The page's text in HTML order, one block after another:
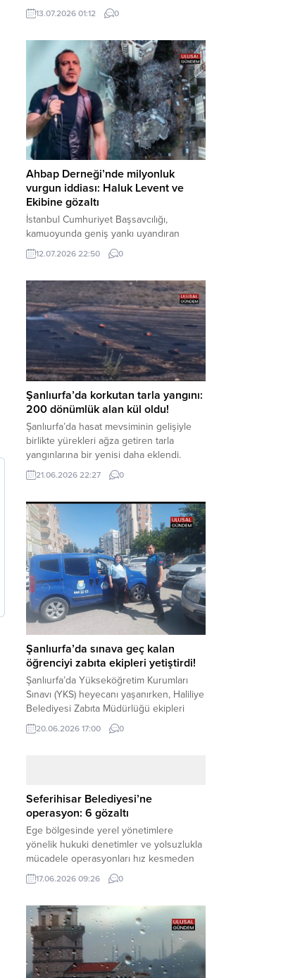
çıkarıldıkları mahkemece tutuklanarak
cezaevine gönderildi. Haber Merkezi –
tarafından yürütülen geniş kapsamlı
soruşturma çerçevesinde gözaltına
alınan şüphelilerin emniyetteki işlemleri
tamamlandı. Güvenlik birimlerindeki
sorgularının ardından yoğun güvenlik
önlemleri altında adliyeye sevk edilen
U.Y. ve...
13.07.2026 01:12 0
Ahbap Derneği’nde milyonluk
vurgun iddiası: Haluk Levent ve
Ekibine gözaltı
İstanbul Cumhuriyet Başsavcılığı,
kamuoyunda geniş yankı uyandıran
Ahbap Derneği’ne yönelik kapsamlı bir
soruşturma başlattığını ve Dernek
şüphelilerin gözaltına alındığını açıkladı.
Yürütülen tahkikatın “Dernekler
Kanunu’na muhalefet”, “suçtan
kaynaklanan mal varlığı değerlerini
aklama” ve “örgüt” suçlamaları
kapsamında derinleştirildiği bildirildi.
Haber Merkezi – Soruşturmanın
odağında, özellikle 6 Şubat...
12.07.2026 22:50 0
Şanlıurfa’da korkutan tarla yangını:
200 dönümlük alan kül oldu!
Şanlıurfa’da hasat mevsiminin gelişiyle
birlikte yürekleri ağza getiren tarla
yangınlarına bir yenisi daha eklendi.
Hilvan ilçesinde çıkan yangında, 50
dönümü biçilmemiş buğday olmak üzere
teslim olarak küle döndü. Haber Merkezi
– Yangın, Şanlıurfa’nın Hilvan ilçesine
bağlı Agilmuz köyünde meydana geldi.
Edinilen bilgilere göre, henüz
belirlenemeyen...
21.06.2026 22:27 0
Şanlıurfa’da sınava geç kalan
öğrenciyi zabıta ekipleri yetiştirdi!
Şanlıurfa’da Yükseköğretim Kurumları
Sınavı (YKS) heyecanı yaşanırken, Haliliye
Belediyesi Zabıta Müdürlüğü ekipleri
geleceğini belirleyecek sınava geç kalma
tehlikesiyle karşı karşıya kalan bir
yolunu tutan binlerce aday arasında,
sınav yerine zamanında ulaşamayan bir
öğrenci büyük bir panik yaşadı....
20.06.2026 17:00 0
Seferihisar Belediyesi’ne
operasyon: 6 gözaltı
Ege bölgesinde yerel yönetimlere
yönelik hukuki denetimler ve yolsuzlukla
mücadele operasyonları hız kesmeden
devam ediyor. İzmir’in turistik ilçelerinden
Seferihisar Belediyesi, sabah saatlerinde
operasyonuyla sarsıldı. Haber Merkezi –
İzmir Cumhuriyet Başsavcılığı
koordinesinde yürütülen geniş kapsamlı
yolsuzluk ve mali suçlar soruşturması
kapsamında düğmeye basıldı. Edinilen ilk
17.06.2026 09:26 0